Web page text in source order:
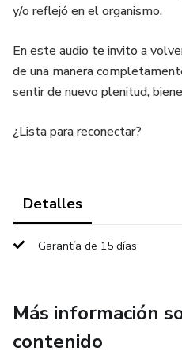
y/o reflejó en el organismo.
En este audio te invito a
de una manera
sentir de nuevo plenitud,
¿Lista para reconectar?
Detalles
Garantía de 15 días
Más información
contenido